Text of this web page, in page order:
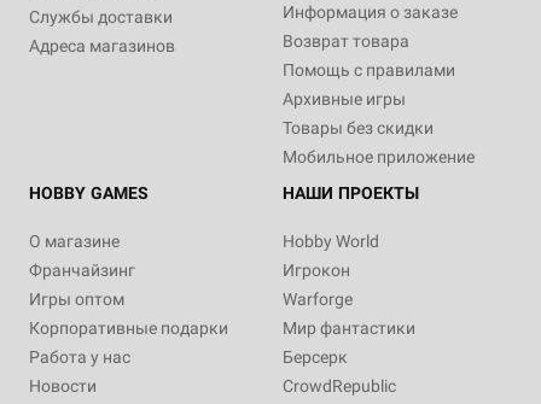
Службы доставки
Адреса магазинов
Информация о заказе
Возврат товара
Помощь с правилами
Архивные игры
Товары без скидки
Мобильное приложение
HOBBY GAMES
О магазине
Франчайзинг
Игры оптом
Корпоративные подарки
Работа у нас
Новости
НАШИ ПРОЕКТЫ
Hobby World
Игрокон
Warforge
Мир фантастики
Берсерк
CrowdRepublic